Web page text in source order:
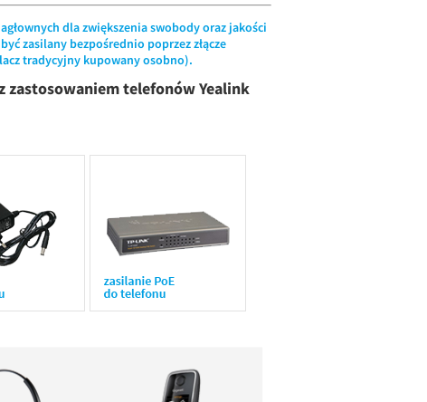
dla zwiększenia swobody oraz jakości
zasilany bezpośrednio poprzez złącze
tradycyjny kupowany osobno).
zastosowaniem telefonów Yealink